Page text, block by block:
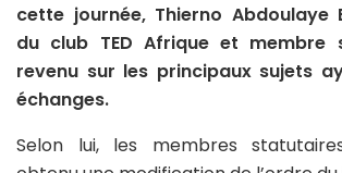
cette journée, Thierno Abdoulaye
du club TED Afrique et membre
revenu sur les principaux sujets
échanges.
Selon lui, les membres